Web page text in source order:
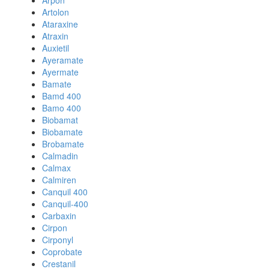
Artolon
Ataraxine
Atraxin
Auxietil
Ayeramate
Ayermate
Bamate
Bamd 400
Bamo 400
Biobamat
Biobamate
Brobamate
Calmadin
Calmax
Calmiren
Canquil 400
Canquil-400
Carbaxin
Cirpon
Cirponyl
Coprobate
Crestanil